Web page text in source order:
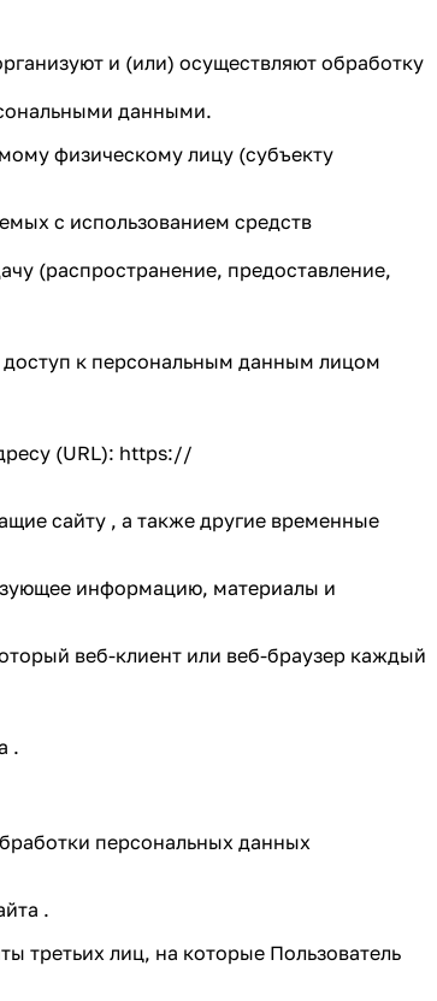
и (или) осуществляют обработку
данными.
физическому лицу (субъекту
с использованием средств
(распространение, предоставление,
к персональным данным лицом
(URL): https://
сайту , а также другие временные
информацию, материалы и
веб-клиент или веб-браузер каждый
.
персональных данных
.
третьих лиц, на которые Пользователь